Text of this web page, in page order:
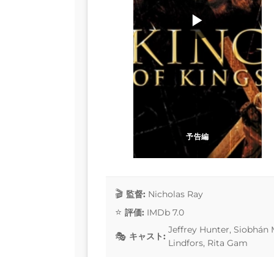
予告編
▶
監督: Nicholas Ray
評価: IMDb 7.0
キャスト:
Jeffrey Hunter, Siobhán
Lindfors, Rita Gam